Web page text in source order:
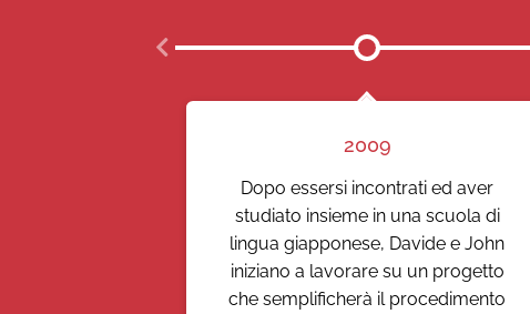
2009
Dopo essersi incontrati ed aver
studiato insieme in una scuola di
lingua giapponese, Davide e John
iniziano a lavorare su un progetto
che semplificherà il procedimento